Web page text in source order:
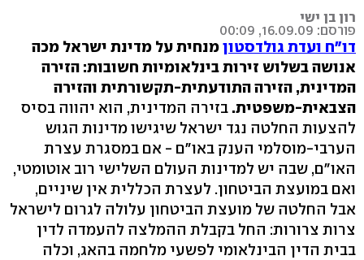
רון בן ישי
פורסם: 16.09.09, 00:09
דו"ח ועדת גולדסטוןמנחית על מדינת ישראל מכה
אנושה בשלוש זירות בינלאומיות חשובות: הזירה
המדינית, הזירה התודעתית-תקשורתית והזירה
הצבאית-משפטית. בזירה המדינית, הוא יהווה בסיס
להצעות החלטה נגד ישראל שיגישו מדינות הגוש
הערבי-מוסלמי הענק באו"ם - אם במסגרת עצרת
האו"ם, שבה יש למדינות העולם השלישי רוב אוטומטי,
ואם במועצת הביטחון. לעצרת הכללית אין שיניים,
אבל החלטה של מועצת הביטחון עלולה לגרום לישראל
צרות צרורות: החל בקבלת ההמלצה להעמדה לדין
בבית הדין הבינלאומי לפשעי מלחמה בהאג, וכלה